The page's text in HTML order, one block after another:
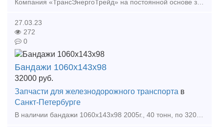
Компания «ТрансЭнергоТрейд» на постоянной основе закупает ж/д б/у запчасти: - Тележки КВЗ-И2 - Котел для цистерны 15-1614 - боковые рамы 1990-2012 г.в. - колесн
27.03.23
272
0
Бандажи 1060х143х98
32000 руб.
Запчасти для железнодорожного транспорта в
Санкт-Петербурге